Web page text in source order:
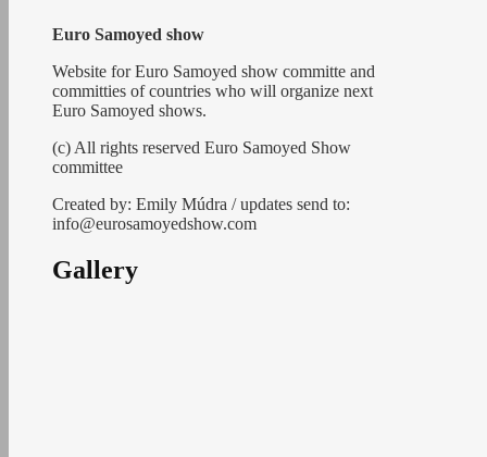
Euro Samoyed show
Website for Euro Samoyed show committe and
committies of countries who will organize next
Euro Samoyed shows.
(c) All rights reserved Euro Samoyed Show
committee
Created by: Emily Múdra / updates send to:
info@eurosamoyedshow.com
Gallery